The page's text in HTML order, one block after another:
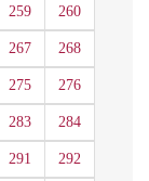
259 260
267 268
275 276
283 284
291 292